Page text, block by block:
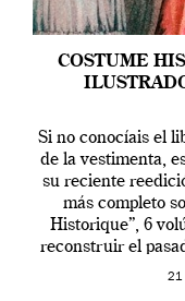
COSTUME
Si no conocíais el
de la vestimenta,
su reciente
más completo
Historique”, 6
reconstruir el